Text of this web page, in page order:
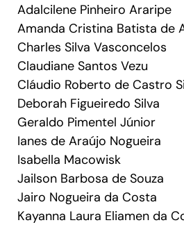
Adalcilene Pinheiro Araripe
Amanda Cristina Batista de
Charles Silva Vasconcelos
Claudiane Santos Vezu
Cláudio Roberto de Castro
Deborah Figueiredo Silva
Geraldo Pimentel Júnior
Ianes de Araújo Nogueira
Isabella Macowisk
Jailson Barbosa de Souza
Jairo Nogueira da Costa
Kayanna Laura Eliamen da